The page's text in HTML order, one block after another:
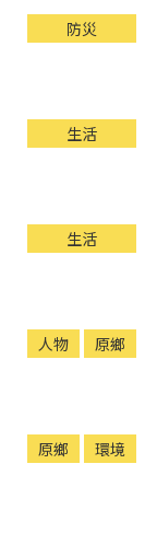
防災
生活
生活
人物 原鄉
原鄉 環境